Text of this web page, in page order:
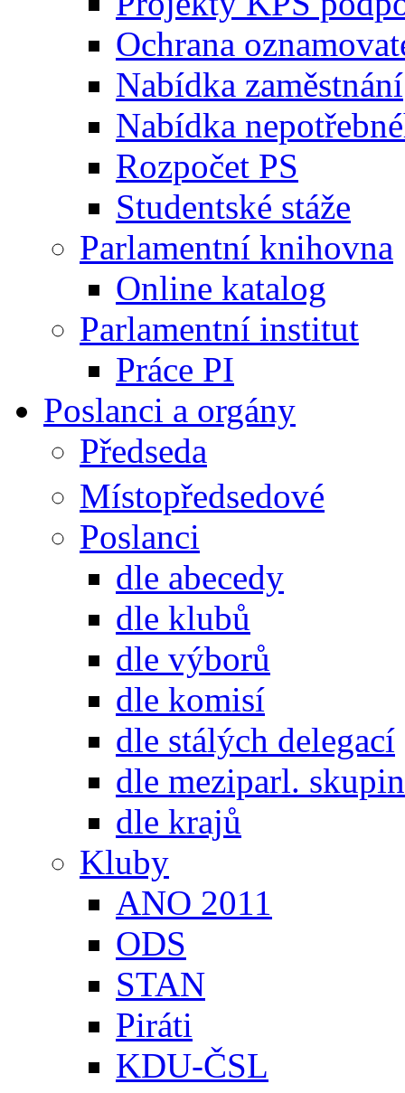
Ochrana
Nabídka zaměstnání
Nabídka
Rozpočet PS
Studentské stáže
Parlamentní knihovna
Online katalog
Parlamentní institut
Práce PI
Poslanci a orgány
Předseda
Místopředsedové
Poslanci
dle abecedy
dle klubů
dle výborů
dle komisí
dle stálých delegací
dle meziparl. skupin
dle krajů
Kluby
ANO 2011
ODS
STAN
Piráti
KDU-ČSL